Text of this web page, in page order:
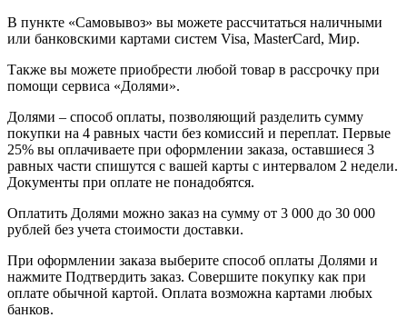
В пункте «Самовывоз» вы можете рассчитаться наличными
или банковскими картами систем Visa, MasterCard, Мир.
Также вы можете приобрести любой товар в рассрочку при
помощи сервиса «Долями».
Долями – способ оплаты, позволяющий разделить сумму
покупки на 4 равных части без комиссий и переплат. Первые
25% вы оплачиваете при оформлении заказа, оставшиеся 3
равных части спишутся с вашей карты с интервалом 2 недели.
Документы при оплате не понадобятся.
Оплатить Долями можно заказ на сумму от 3 000 до 30 000
рублей без учета стоимости доставки.
При оформлении заказа выберите способ оплаты Долями и
нажмите Подтвердить заказ. Совершите покупку как при
оплате обычной картой. Оплата возможна картами любых
банков.